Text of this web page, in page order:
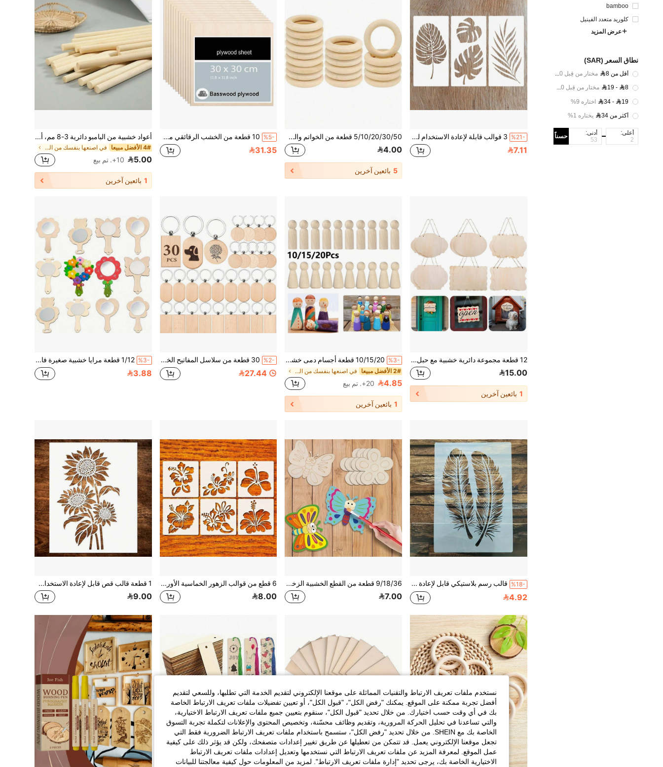
bamboo
كلوريد متعدد الفينيل
عرض المزيد
نطاق السعر (SAR)
أقل من 8 مختار من قِبل 30%
19 - 8 مختار من قِبل 60%
34 - 19 اختاره 9%
أكثر من 34 يختاره 1%
أعلى: أدنى: حسناً %21- 3 قوالب قابلة لإعادة الاستخدام لرسم الأوراق، قوالب أوراق السرخس، أوراق النخيل الاستوائية، قوالب أوراق نبات الثعبان، مناسبة للأعمال اليدوية، الأثاث، الكانفا، ديكور المنزل
7.11
5/10/20/30/50 قطعة من الخواتم والخرز والقلادات الخشبية الطبيعية، سماكة (3/4.5/5.5/7 مم) ناعمة وغير معالجة، للحرف اليدوية والأعمال الفنية والنحت والنسيج والدانتيل والديكور المعلق والديكور المنزلي وديكور الستائر وخواتم المناديل والخياطة وصناعة المجوهرات DIY
4.00
5 بائعين آخرين
%5- 10 قطعة من الخشب الرقائقي من خشب الزان بمقاس 300*300*2 ملم، ألواح خشبية خفيفة الوزن طبيعية غير معالجة، ألواح خشبية للحرف اليدوية، مناسبة لنماذج DIY والفنون والحرف اليدوية والرسم وما إلى ذلك.
31.35
أعواد خشبية من البامبو دائرية 3-8 مم، أعواد حرفية يدوية DIY، مواد لوازم النجارة
4# الأفضل مبيعا في اصنعها بنفسك من الخشب واكسسواراته اصنعها بنفسك
5.00 10+. تم بيع
1 بائعين آخرين
12 قطعة مجموعة دائرية خشبية مع حبل - مستلزمات حرفية إبداعية DIY، ألواح خشبية فارغة - ديكورات خشبية ومجموعات نماذج - نقش بالليزر/الحرارة - هدية مثالية للأصدقاء والعائلة
15.00
1 بائعين آخرين
%3- 10/15/20 قطعة أجسام دمى خشبية غير مكتملة 35 مم - مجموعة حرفية للرسم اليدوي للبالغين
2# الأفضل مبيعا في اصنعها بنفسك من الخشب واكسسواراته اصنعها بنفسك
4.85 20+. تم بيع
1 بائعين آخرين
%2- 30 قطعة من سلاسل المفاتيح الخشبية غير المكتملة، 3 أشكال مُنقوشة بالليزر فارغة، سلاسل مفاتيح خشبية بالجملة لهدايا الحرف اليدوية DIY، مجموعة متنوعة من سلاسل المفاتيح وبطاقات المفاتيح
27.44
%3- 1/12 قطعة مرايا خشبية صغيرة فارغة DIY، حرف يدوية خشبية، مرايا مرسومة يدويًا، مواد الرسم الفني، مرايا الرسم، اكسسوارات الرسم، لوازم الفن، مرايا مع فيلم واقي، عالية الدقة، مواد حرفية للبالغين، لوازم الحفلات
3.88
%18- قالب رسم بلاستيكي قابل لإعادة الاستخدام بنمط الريش، مناسب للنسيج والحرف اليدوية والرسم على الحائط والرش والقص، مستلزمات فنية قطعة واحدة
4.92
9/18/36 قطعة من القطع الخشبية الزخرفية بموضوع الربيع، مزينة بأنماط الفراشات والزهور، شرائح خشبية على شكل فراشات، فارغة للرسم اليدوي، تستخدم لتزيين طاولة الحفلات، الرسم DIY، الرسم، الحرف الفنية والمواد اليدوية للفصول الدراسية
7.00
6 قطع من قوالب الزهور الخماسية الأوراق قياس 6 بوصة * 6 بوصة قابلة لإعادة الاستخدام، قوالب بيضاء من البولي إيثيلين الرفيع لأعمال الحرف اليدوية، الأقمشة، البطاقات، الجدران
8.00
1 قطعة قالب قص قابل لإعادة الاستخدام بتصميم عباد الشمس مناسب لديكور الجدران، إعادة تدوير الأثاث، الرسم على القماش، الصواني اليدوية، ديكورات الأبواب، التدوين، والمزيد - أداة مبتكرة لعشاق الحرف اليدوية ومشاريع تجديد المنزل.
9.00
نستخدم ملفات تعريف الارتباط والتقنيات المماثلة على موقعنا الإلكتروني لتقديم الخدمة التي تطلبها، وللسعي لتقديم
أفضل تجربة ممكنة على الموقع. يمكنك "رفض الكل"، "قبول الكل"، أو تعيين تفضيلات ملفات تعريف الارتباط الخاصة
بك في أي وقت حسب اختيارك. من خلال تحديد "قبول الكل"، سنقوم بتعيين جميع ملفات تعريف الارتباط الاختيارية،
والتي تساعدنا في تحليل الحركة المرورية، وتقديم وظائف محسّنة، وتخصيص المحتوى والإعلانات لتكملة تجربة التسوق
الخاصة بك مع SHEIN. من خلال تحديد "رفض الكل"، ستسمح باستخدام ملفات تعريف الارتباط الضرورية فقط التي
تجعل موقعنا الإلكتروني يعمل. قد تتمكن من تعطيلها عن طريق تغيير إعدادات متصفحك، ولكن قد يؤثر ذلك على كيفية
عمل الموقع. لمعرفة المزيد عن ملفات تعريف الارتباط التي نستخدمها وتعديل إعدادات ملفات تعريف الارتباط
الاختيارية الخاصة بك، يرجى تحديد "إدارة ملفات تعريف الارتباط". لمزيد من المعلومات حول كيفية معالجتنا للبيانات